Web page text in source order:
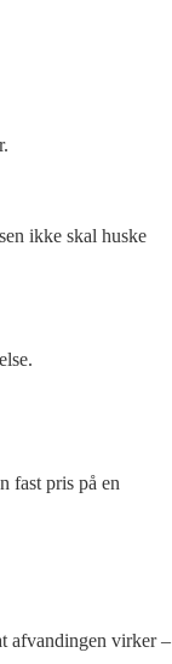
ikke skal huske
fast pris på en
afvandingen virker –